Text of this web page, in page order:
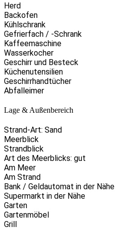
Herd
Backofen
Kühlschrank
Gefrierfach / -Schrank
Kaffeemaschine
Wasserkocher
Geschirr und Besteck
Küchenutensilien
Geschirrhandtücher
Abfalleimer
Lage & Außenbereich
Strand-Art: Sand
Meerblick
Strandblick
Art des Meerblicks: gut
Am Meer
Am Strand
Bank / Geldautomat in der Nähe
Supermarkt in der Nähe
Garten
Gartenmöbel
Grill